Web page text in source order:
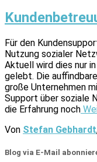
Für den
Nutzung sozialer
Aktuell wird dies nur
gelebt. Die
große Unternehmen
Support über soziale
die Erfahrung noch
Von Stefan Gebhardt
Blog via E-Mail